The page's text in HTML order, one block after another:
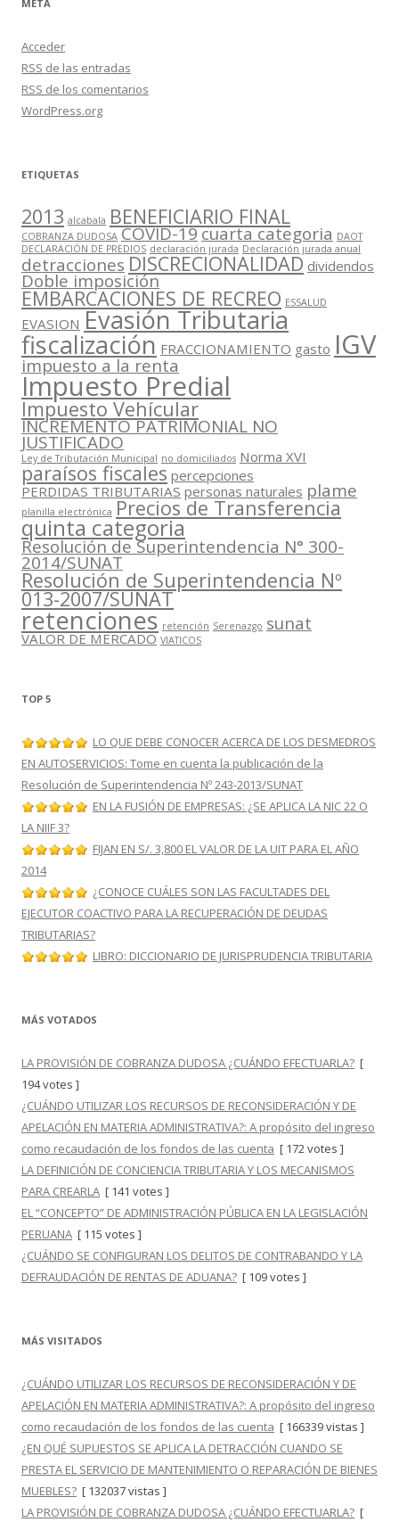
META
Acceder
RSS de las entradas
RSS de los comentarios
WordPress.org
ETIQUETAS
2013 alcabala BENEFICIARIO FINAL
COBRANZA DUDOSA COVID-19cuarta categoria DAOT
DECLARACIÓN DE PREDIOS declaración jurada Declaración jurada anual
detracciones DISCRECIONALIDAD dividendos
Doble imposición
EMBARCACIONES DE RECREO ESSALUD
EVASION Evasión Tributaria
fiscalización FRACCIONAMIENTO gasto IGV
impuesto a la renta
Impuesto Predial
Impuesto Vehícular
INCREMENTO PATRIMONIAL NO
JUSTIFICADO
Ley de Tributación Municipal no domiciliados Norma XVI
paraísos fiscales percepciones
PERDIDAS TRIBUTARIAS personas naturales plame
planilla electrónica Precios de Transferencia
quinta categoria
Resolución de Superintendencia N° 300-
2014/SUNAT
Resolución de Superintendencia Nº
013-2007/SUNAT
retenciones retención Serenazgo sunat
VALOR DE MERCADO VIATICOS
TOP 5
LO QUE DEBE CONOCER ACERCA DE LOS DESMEDROS
EN AUTOSERVICIOS: Tome en cuenta la publicación de la
Resolución de Superintendencia Nº 243-2013/SUNAT
EN LA FUSIÓN DE EMPRESAS: ¿SE APLICA LA NIC 22 O
LA NIIF 3?
FIJAN EN S/. 3,800 EL VALOR DE LA UIT PARA EL AÑO
2014
¿CONOCE CUÁLES SON LAS FACULTADES DEL
EJECUTOR COACTIVO PARA LA RECUPERACIÓN DE DEUDAS
TRIBUTARIAS?
LIBRO: DICCIONARIO DE JURISPRUDENCIA TRIBUTARIA
MÁS VOTADOS
LA PROVISIÓN DE COBRANZA DUDOSA ¿CUÁNDO EFECTUARLA? [
194 votes ]
¿CUÁNDO UTILIZAR LOS RECURSOS DE RECONSIDERACIÓN Y DE
APELACIÓN EN MATERIA ADMINISTRATIVA?: A propósito del ingreso
como recaudación de los fondos de las cuenta [ 172 votes ]
LA DEFINICIÓN DE CONCIENCIA TRIBUTARIA Y LOS MECANISMOS
PARA CREARLA [ 141 votes ]
EL “CONCEPTO” DE ADMINISTRACIÓN PÚBLICA EN LA LEGISLACIÓN
PERUANA [ 115 votes ]
¿CUÁNDO SE CONFIGURAN LOS DELITOS DE CONTRABANDO Y LA
DEFRAUDACIÓN DE RENTAS DE ADUANA? [ 109 votes ]
MÁS VISITADOS
¿CUÁNDO UTILIZAR LOS RECURSOS DE RECONSIDERACIÓN Y DE
APELACIÓN EN MATERIA ADMINISTRATIVA?: A propósito del ingreso
como recaudación de los fondos de las cuenta [ 166339 vistas ]
¿EN QUÉ SUPUESTOS SE APLICA LA DETRACCIÓN CUANDO SE
PRESTA EL SERVICIO DE MANTENIMIENTO O REPARACIÓN DE BIENES
MUEBLES? [ 132037 vistas ]
LA PROVISIÓN DE COBRANZA DUDOSA ¿CUÁNDO EFECTUARLA? [